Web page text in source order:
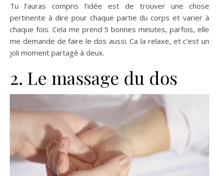
Tu l’auras compris l’idée est de trouver une chose
pertinente à dire pour chaque partie du corps et varier à
chaque fois. Cela me prend 5 bonnes minutes, parfois, elle
me demande de faire le dos aussi. Ca la relaxe, et c’est un
joli moment partagé à deux.
2. Le massage du dos